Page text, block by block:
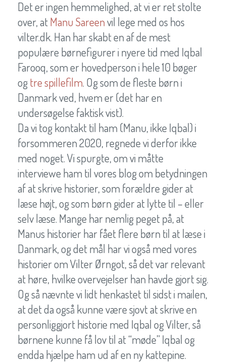
Det er ingen hemmelighed, at vi er ret stolte
over, atManu Sareenvil lege med os hos
vilter.dk. Han har skabt en af de mest
populære børnefigurer i nyere tid med Iqbal
Farooq, som er hovedperson i hele 10 bøger
ogtre spillefilm. Og som de fleste børn i
Danmark ved, hvem er (det har en
undersøgelse faktisk vist).
Da vi tog kontakt til ham (Manu, ikke Iqbal) i
forsommeren 2020, regnede vi derfor ikke
med noget. Vi spurgte, om vi måtte
interviewe ham til vores blog om betydningen
af at skrive historier, som forældre gider at
læse højt, og som børn gider at lytte til – eller
selv læse. Mange har nemlig peget på, at
Manus historier har fået flere børn til at læse i
Danmark, og det mål har vi også med vores
historier om Vilter Ørngot, så det var relevant
at høre, hvilke overvejelser han havde gjort sig.
Og så nævnte vi lidt henkastet til sidst i mailen,
at det da også kunne være sjovt at skrive en
personliggjort historie med Iqbal og Vilter, så
børnene kunne få lov til at “møde” Iqbal og
endda hjælpe ham ud af en ny kattepine.